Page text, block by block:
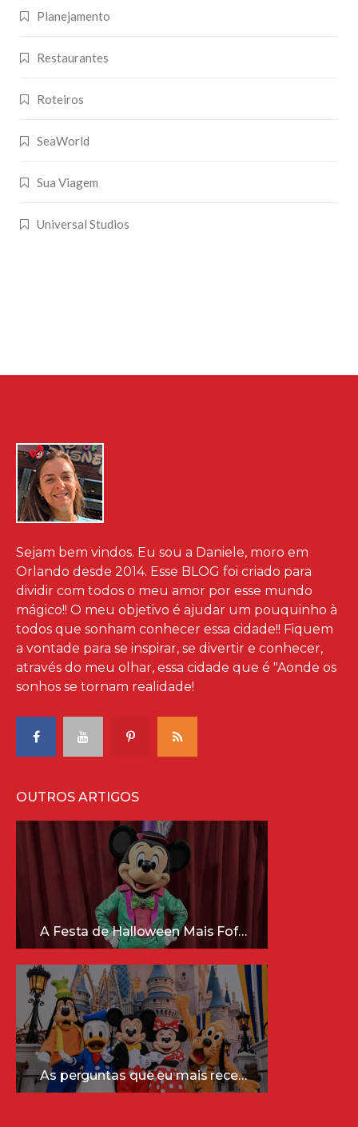
Planejamento
Restaurantes
Roteiros
SeaWorld
Sua Viagem
Universal Studios
Sejam bem vindos. Eu sou a Daniele, moro em
Orlando desde 2014. Esse BLOG foi criado para
dividir com todos o meu amor por esse mundo
mágico!! O meu objetivo é ajudar um pouquinho à
todos que sonham conhecer essa cidade!! Fiquem
a vontade para se inspirar, se divertir e conhecer,
através do meu olhar, essa cidade que é "Aonde os
sonhos se tornam realidade!
OUTROS ARTIGOS
A Festa de Halloween Mais Fofa da Disney Está Chegando!
As perguntas que eu mais recebo sobre a Disney (e as respostas mais sinceras!)